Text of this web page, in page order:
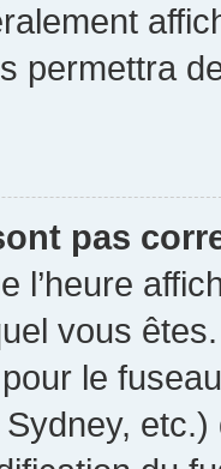
permettra
pas
l’heure
vous
le